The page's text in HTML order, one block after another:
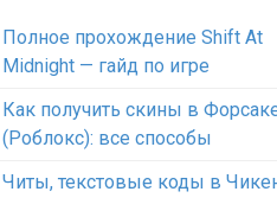
Полное прохождение Shift At
Midnight — гайд по игре
Как получить скины в
(Роблокс): все способы
Читы, текстовые коды в